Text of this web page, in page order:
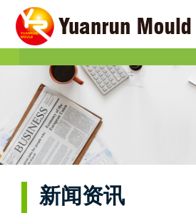
新闻资讯